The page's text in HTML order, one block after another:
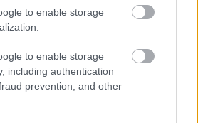
to enable storage
to enable storage
including authentication
prevention, and other